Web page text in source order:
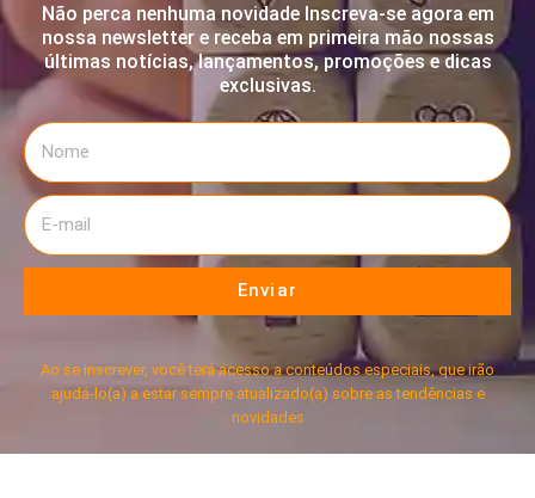
Não perca nenhuma novidade Inscreva-se agora em
nossa newsletter e receba em primeira mão nossas
últimas notícias, lançamentos, promoções e dicas
exclusivas.
Enviar
Ao se inscrever, você terá acesso a conteúdos especiais, que irão
ajudá-lo(a) a estar sempre atualizado(a) sobre as tendências e
novidades